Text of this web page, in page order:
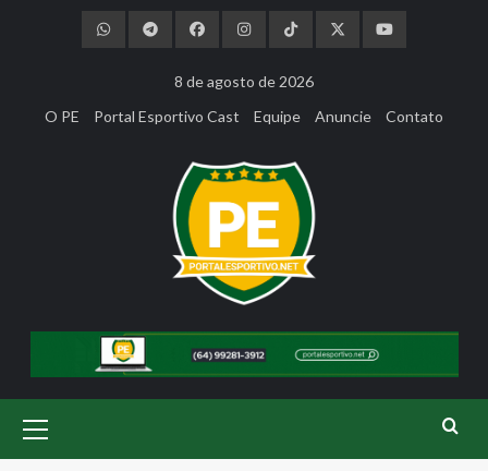
8 de agosto de 2026
O PE
Portal Esportivo Cast Equipe Anuncie Contato
Menu